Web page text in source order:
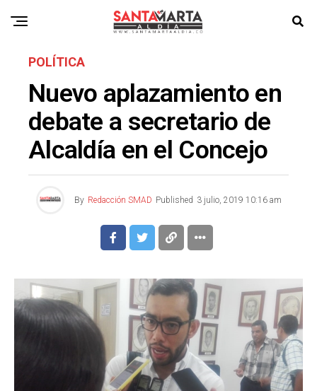
POLÍTICA
Nuevo aplazamiento en
debate a secretario de
Alcaldía en el Concejo
By Redacción SMAD Published 3 julio, 2019 10:16 am